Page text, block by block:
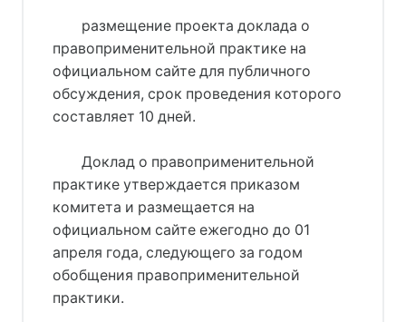
размещение проекта доклада о
правоприменительной практике на
официальном сайте для публичного
обсуждения, срок проведения которого
составляет 10 дней.
Доклад о правоприменительной
практике утверждается приказом
комитета и размещается на
официальном сайте ежегодно до 01
апреля года, следующего за годом
обобщения правоприменительной
практики.